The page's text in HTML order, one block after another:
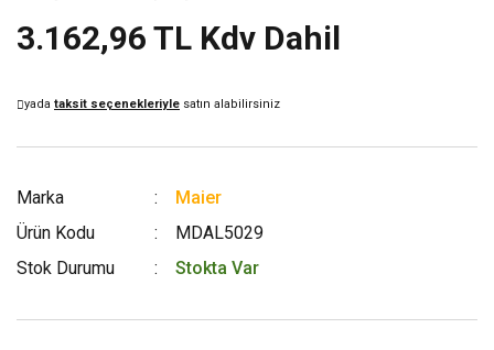
3.162,96 TL Kdv Dahil
yada taksit seçenekleriyle satın alabilirsiniz
Marka
Maier
Ürün Kodu
MDAL5029
Stok Durumu
Stokta Var